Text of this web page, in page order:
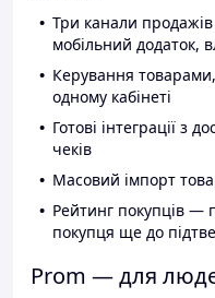
Три канали
мобільний додаток,
Керування
одному кабінеті
Готові інтеграції з
чеків
Масовий імпорт
Рейтинг покупців —
покупця ще до
Prom — для